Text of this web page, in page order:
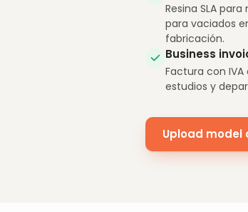
Resina SLA
para vaciados
fabricación.
Business
Factura con
estudios y
Upload model